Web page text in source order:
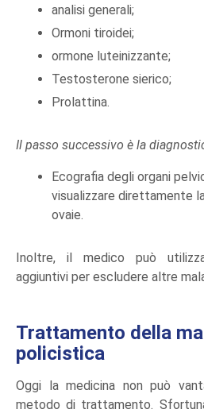
analisi generali;
Ormoni tiroidei;
ormone luteinizzante;
Testosterone sierico;
Prolattina.
Il passo successivo è la
Ecografia degli organi
visualizzare direttamente
ovaie.
Inoltre, il medico può
aggiuntivi per escludere altre
Trattamento della
policistica
Oggi la medicina non può
metodo di trattamento.